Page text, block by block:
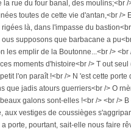
rue du four banal, des moulins;<br
toutes de cette vie d'antan,<br />
là, dans l'impasse du
supposons que barbacane a
les emplir de la Boutonne...<br /> <br
moments d'histoire<br /> T out seul
l'on paraît !<br /> N 'est cette porte
que jadis atours guerriers<br /> O
galons sont-elles !<br /> <br />
aux vestiges de coussièges
porte, pourtant, sait-elle nous faire